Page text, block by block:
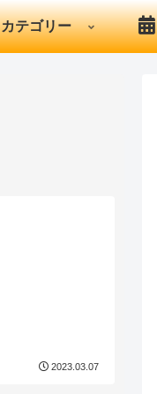
カテゴリー
2023.03.07